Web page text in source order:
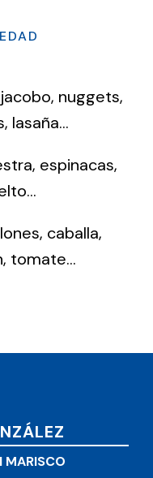
nuggets,
lasaña…
espinacas,
caballa,
tomate…
MARISCO